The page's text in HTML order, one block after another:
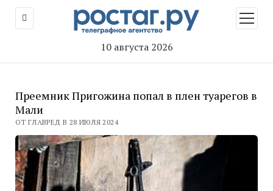
10 августа 2026
меню
Преемник Пригожина попал в плен туарегов в
Мали
ОТ ГЛАВРЕД В 28 ИЮЛЯ 2024